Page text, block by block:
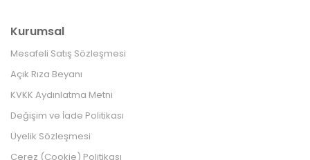
Kurumsal
Mesafeli Satış Sözleşmesi
Açık Rıza Beyanı
KVKK Aydınlatma Metni
Değişim ve İade Politikası
Üyelik Sözleşmesi
Çerez (Cookie) Politikası